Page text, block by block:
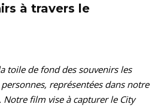
à travers le
toile de fond des souvenirs les
représentées dans notre
Notre film vise à capturer le City